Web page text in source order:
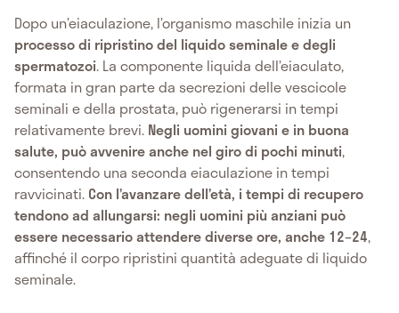
Dopo un’eiaculazione, l’organismo maschile inizia un
processo di ripristino del liquido seminale e degli
spermatozoi. La componente liquida dell’eiaculato,
formata in gran parte da secrezioni delle vescicole
seminali e della prostata, può rigenerarsi in tempi
relativamente brevi. Negli uomini giovani e in buona
salute, può avvenire anche nel giro di pochi minuti,
consentendo una seconda eiaculazione in tempi
ravvicinati. Con l’avanzare dell’età, i tempi di recupero
tendono ad allungarsi: negli uomini più anziani può
essere necessario attendere diverse ore, anche 12–24,
affinché il corpo ripristini quantità adeguate di liquido
seminale.